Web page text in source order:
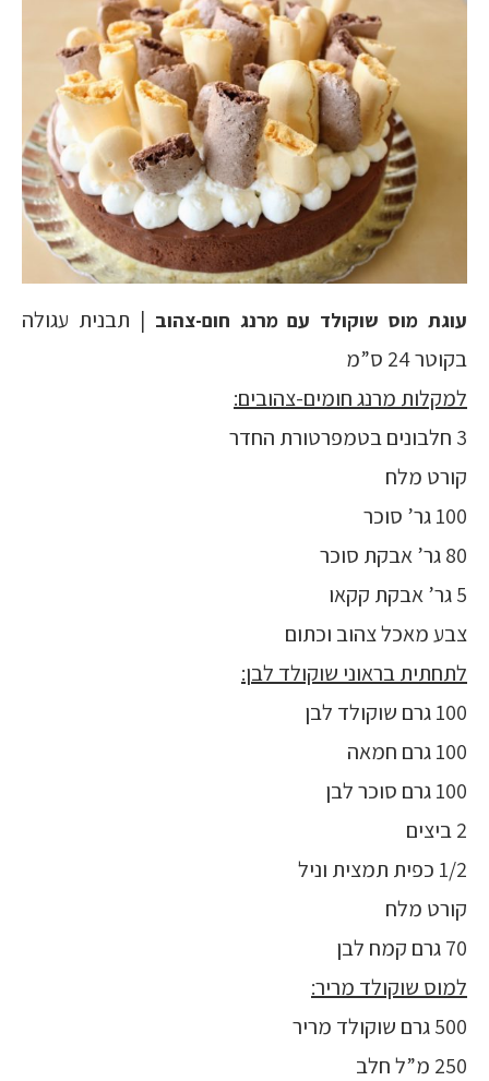
עוגת מוס שוקולד עם מרנג חום-צהוב | תבנית עגולה
בקוטר 24 ס”מ
למקלות מרנג חומים-צהובים:
3 חלבונים בטמפרטורת החדר
קורט מלח
100 גר’ סוכר
80 גר’ אבקת סוכר
5 גר’ אבקת קקאו
צבע מאכל צהוב וכתום
לתחתית בראוני שוקולד לבן:
100 גרם שוקולד לבן
100 גרם חמאה
100 גרם סוכר לבן
2 ביצים
1/2 כפית תמצית וניל
קורט מלח
70 גרם קמח לבן
למוס שוקולד מריר:
500 גרם שוקולד מריר
250 מ”ל חלב